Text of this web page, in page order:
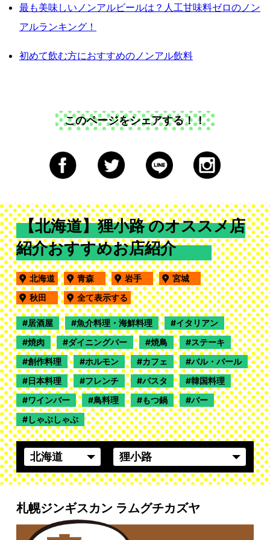
最も美味しいノンアルビールは？人工甘味料ゼロのノン
アルランキング！
初めて飲む方におすすめのノンアル飲料
このページをシェアする！！
【北海道】狸小路 のオススメ店
紹介おすすめお店紹介
北海道 青森 岩手
宮城
秋田
全て表示する
居酒屋 魚介料理・海鮮料理
イタリアン
焼肉
ダイニングバー 焼鳥
ステーキ
創作料理
ホルモン カフェ
バル・バール
日本料理
フレンチ パスタ
韓国料理
ワインバー
鳥料理 もつ鍋
バー
しゃぶしゃぶ
札幌ジンギスカン ラムグチカズヤ